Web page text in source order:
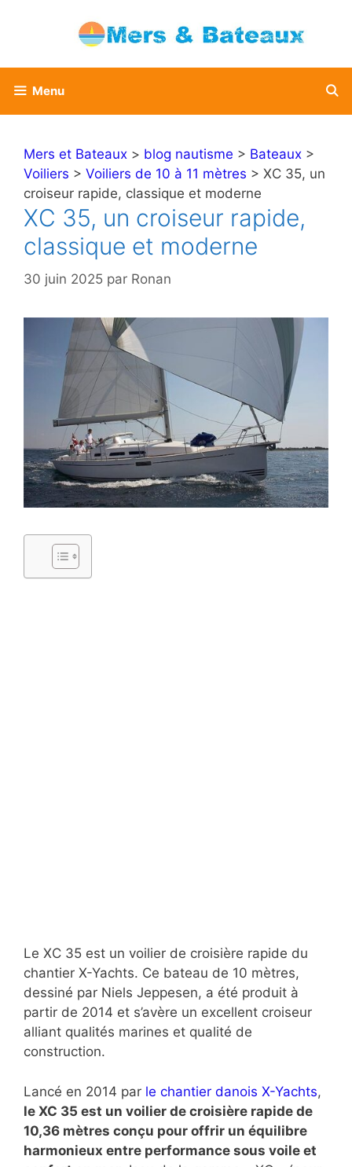
Menu
Mers et Bateaux > blog nautisme > Bateaux >
Voiliers > Voiliers de 10 à 11 mètres > XC 35, un
croiseur rapide, classique et moderne
XC 35, un croiseur rapide,
classique et moderne
30 juin 2025 par Ronan
Le XC 35 est un voilier de croisière rapide du
chantier X-Yachts. Ce bateau de 10 mètres,
dessiné par Niels Jeppesen, a été produit à
partir de 2014 et s’avère un excellent croiseur
alliant qualités marines et qualité de
construction.
Lancé en 2014 par le chantier danois X-Yachts,
le XC 35 est un voilier de croisière rapide de
10,36 mètres conçu pour offrir un équilibre
harmonieux entre performance sous voile et